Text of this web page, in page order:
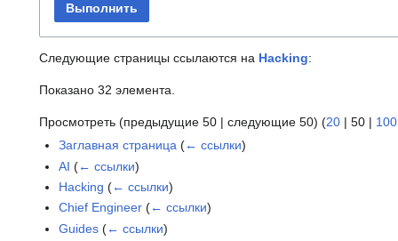
Выполнить
Следующие страницы ссылаются на Hacking:
Показано 32 элемента.
Просмотреть (предыдущие 50 | следующие 50) (20 | 50 | 100
Заглавная страница (← ссылки)
AI (← ссылки)
Hacking (← ссылки)
Chief Engineer (← ссылки)
Guides (← ссылки)